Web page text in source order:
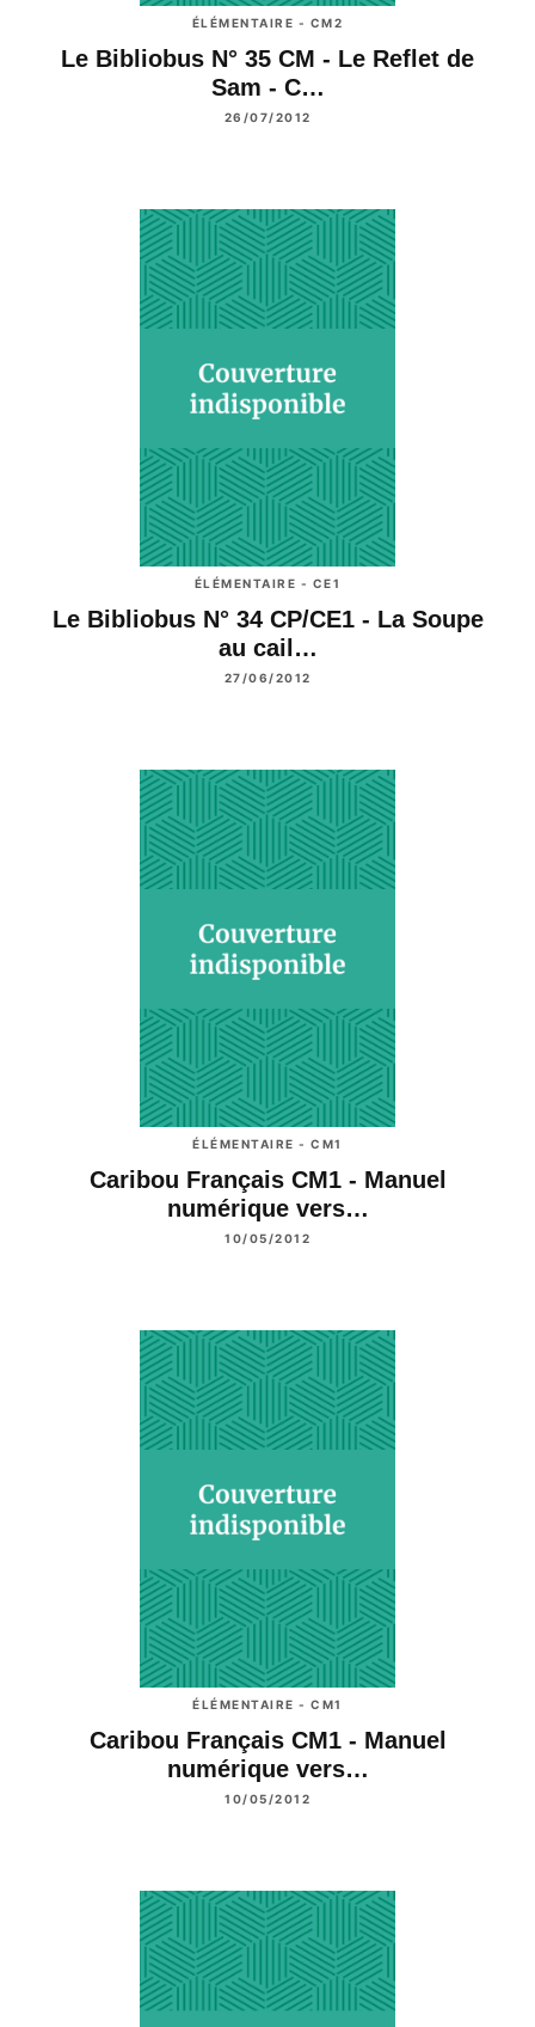
ÉLÉMENTAIRE - CM2
Le Bibliobus N° 35 CM - Le Reflet de
Sam - C…
26/07/2012
ÉLÉMENTAIRE - CE1
Le Bibliobus N° 34 CP/CE1 - La Soupe
au cail…
27/06/2012
ÉLÉMENTAIRE - CM1
Caribou Français CM1 - Manuel
numérique vers…
10/05/2012
ÉLÉMENTAIRE - CM1
Caribou Français CM1 - Manuel
numérique vers…
10/05/2012